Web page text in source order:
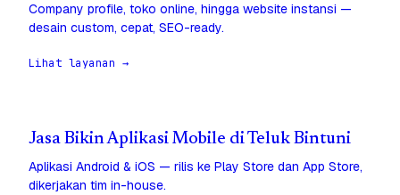
Company profile, toko online, hingga website instansi —
desain custom, cepat, SEO-ready.
Lihat layanan →
Jasa Bikin Aplikasi Mobile di Teluk Bintuni
Aplikasi Android & iOS — rilis ke Play Store dan App Store,
dikerjakan tim in-house.